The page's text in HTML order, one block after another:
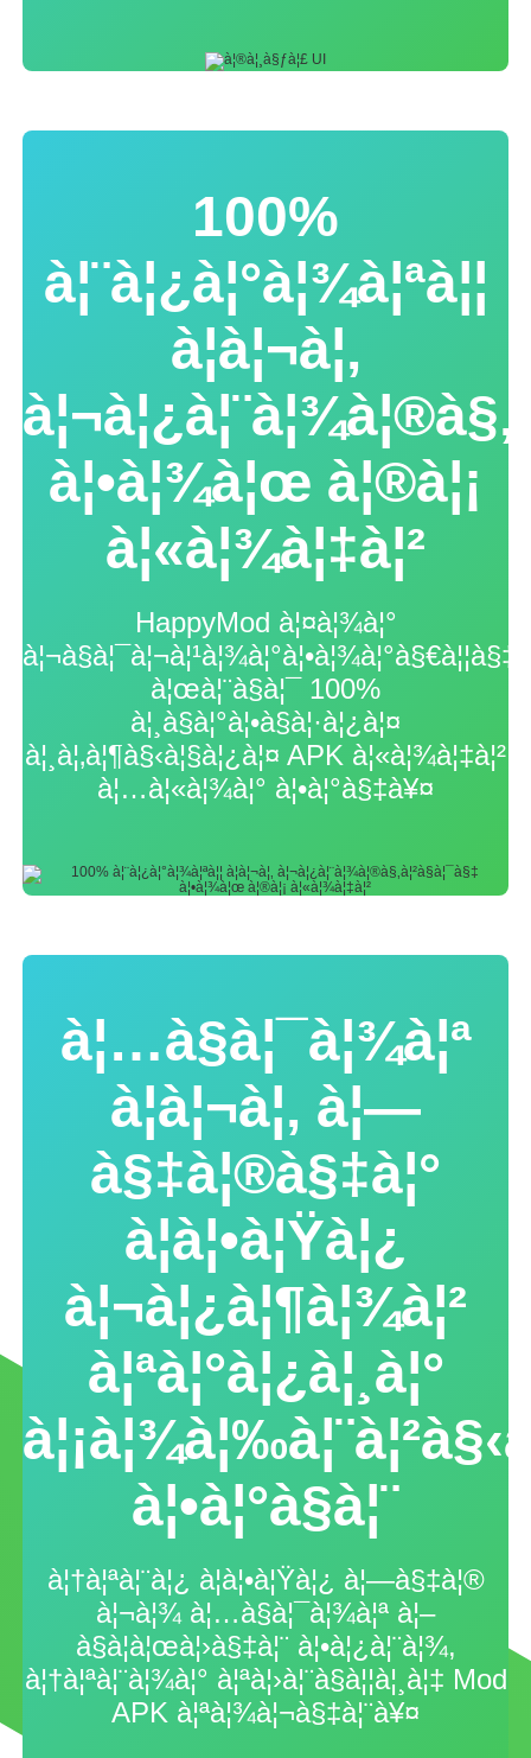
100%
à¦¨à¦¿à¦°à¦¾à¦ªà¦¦
à¦à¦¬à¦‚
à¦•à¦¾à¦œ à¦®à¦¡
à¦«à¦¾à¦‡à¦²
HappyMod à¦¤à¦¾à¦°
à¦œà¦¨à§à¦¯ 100%
à¦¸à§à¦°à¦•à§à¦·à¦¿à¦¤
à¦¸à¦‚à¦¶à§‹à¦§à¦¿à¦¤ APK à¦«à¦¾à¦‡à¦²
à¦…à¦«à¦¾à¦° à¦•à¦°à§‡à¥¤
à¦…à§à¦¯à¦¾à¦ª
à¦à¦¬à¦‚ à¦—
à§‡à¦®à§‡à¦°
à¦à¦•à¦Ÿà¦¿
à¦¬à¦¿à¦¶à¦¾à¦²
à¦ªà¦°à¦¿à¦¸à¦°
à¦•à¦°à§à¦¨
à¦†à¦ªà¦¨à¦¿ à¦à¦•à¦Ÿà¦¿ à¦—à§‡à¦®
à¦¬à¦¾ à¦…à§à¦¯à¦¾à¦ª à¦–
à§à¦à¦œà¦›à§‡à¦¨ à¦•à¦¿à¦¨à¦¾,
à¦†à¦ªà¦¨à¦¾à¦° à¦ªà¦›à¦¨à§à¦¦à¦¸à¦‡ Mod
APK à¦ªà¦¾à¦¬à§‡à¦¨à¥¤